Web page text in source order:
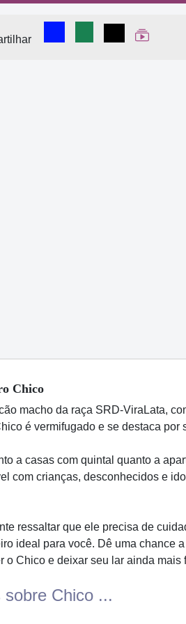
Compartilhar no Facebook
Compartilhar no
Compartilhar
Ver Web
Chico
macho da raça SRD-ViraLata,
é vermifugado e se destaca
a casas com quintal quanto a
com crianças, desconhecidos e
ressaltar que ele precisa de
ideal para você. Dê uma chance
o Chico e deixar seu lar ainda mais
sobre Chico ...